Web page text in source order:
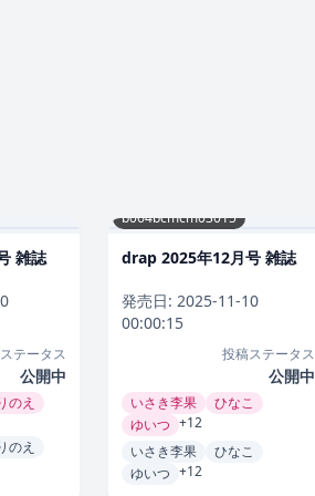
雑誌
テータス
公開中
のえ
のえ
b064bcmcm03015
drap 2025年12月号 雑誌
発売日: 2025-11-10
00:00:15
投稿ステータス
公開中
いさき李果
ひなこ
ゆいつ +12
いさき李果
ひなこ
ゆいつ +12